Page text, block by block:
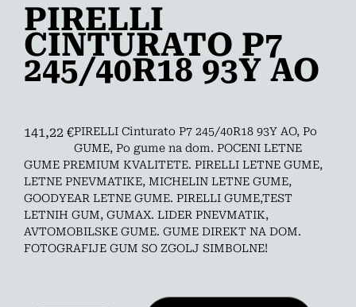
PIRELLI
CINTURATO P7
245/40R18 93Y AO
141,22 €PIRELLI Cinturato P7 245/40R18 93Y AO, Po
GUME, Po gume na dom. POCENI LETNE
GUME PREMIUM KVALITETE. PIRELLI LETNE GUME,
LETNE PNEVMATIKE, MICHELIN LETNE GUME,
GOODYEAR LETNE GUME. PIRELLI GUME,TEST
LETNIH GUM, GUMAX. LIDER PNEVMATIK,
AVTOMOBILSKE GUME. GUME DIREKT NA DOM.
FOTOGRAFIJE GUM SO ZGOLJ SIMBOLNE!